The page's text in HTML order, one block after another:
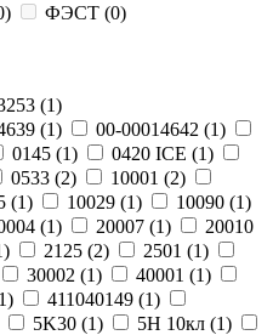
) ФЭСТ (0)
(1)
(1) 00-00014642 (1)
0145 (1) 0420 ICE (1)
0533 (2) 10001 (2)
(1) 10029 (1) 10090 (1)
(1) 20007 (1)
20010
) 2125 (2) 2501 (1)
30002 (1) 40001 (1)
1) 411040149 (1)
5K30 (1) 5Н 10кл (1)